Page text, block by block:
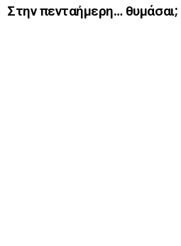
Στην πενταήμερη… θυμάσαι;